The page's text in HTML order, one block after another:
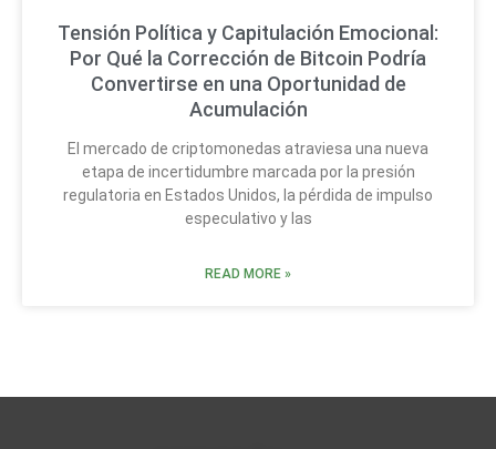
Tensión Política y Capitulación Emocional:
Por Qué la Corrección de Bitcoin Podría
Convertirse en una Oportunidad de
Acumulación
El mercado de criptomonedas atraviesa una nueva
etapa de incertidumbre marcada por la presión
regulatoria en Estados Unidos, la pérdida de impulso
especulativo y las
READ MORE »